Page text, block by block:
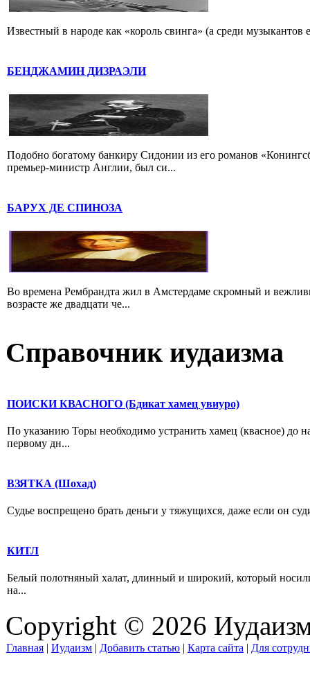
Известный в народе как «король свинга» (а среди
БЕНДЖАМИН ДИЗРАЭЛИ
Подобно богатому банкиру Сидонии из его романов
премьер-министр Англии, был си...
БАРУХ ДЕ СПИНОЗА
Во времена Рембрандта жил в Амстердаме скромный и
возрасте же двадцати че...
Справочник иудаизма
ПОИСКИ КВАСНОГО (Бдикат хамец увиуро)
По указанию Торы необходимо устранить хамец (квасное) до
первому дн...
ВЗЯТКА (Шохад)
Судье воспрещено брать деньги у тяжущихся, даже если он
КИТЛ
Белый полотняный халат, длинный и широкий, который
на...
Copyright © 2026
Главная | Иудаизм | Добавить статью | Карта сайта | Для